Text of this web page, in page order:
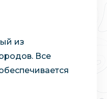
из
Все